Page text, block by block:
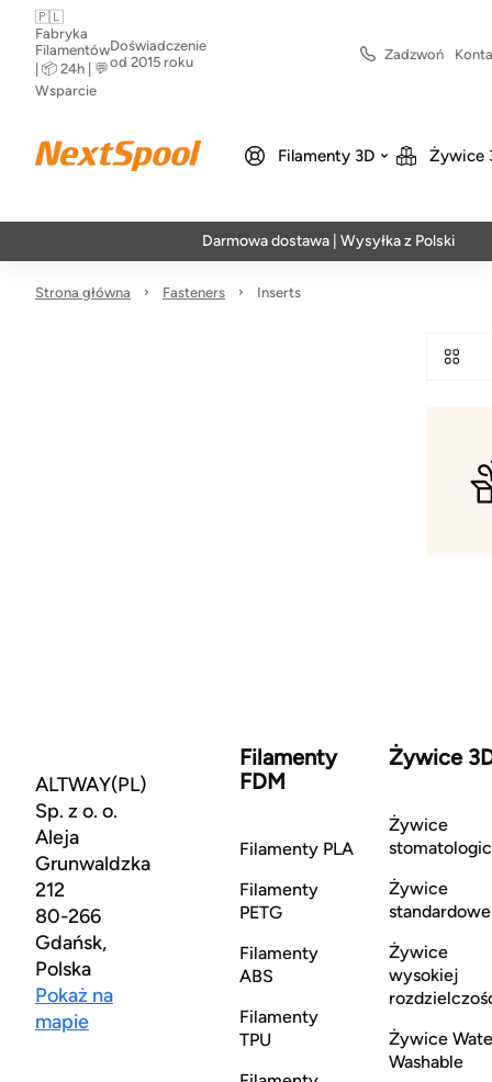
🇵🇱
Fabryka
Filamentów
| 📦 24h | 💬
Wsparcie
Doświadczenie
od 2015 roku
Zadzwoń
Filamenty 3D Żywice
Darmowa dostawa | Wysyłka z Polski |
Strona główna Fasteners Inserts
ALTWAY(PL)
Sp. z o. o.
Aleja
Grunwaldzka
212
80-266
Gdańsk,
Polska
Pokaż na
mapie
Filamenty
FDM
Filamenty PLA
Filamenty
PETG
Filamenty
ABS
Filamenty
TPU
Żywice
Żywice
Żywice
standardowe
Żywice
wysokiej
Żywice
Washable